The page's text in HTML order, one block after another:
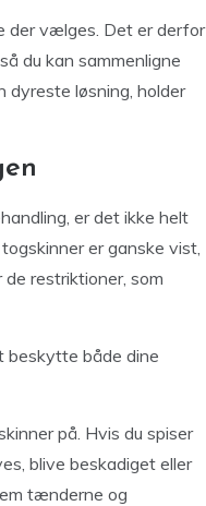
der vælges. Det er derfor
du kan sammenligne
dyreste løsning, holder
er det ikke helt
er ganske vist,
de restriktioner, som
beskytte både dine
på. Hvis du spiser
blive beskadiget eller
tænderne og